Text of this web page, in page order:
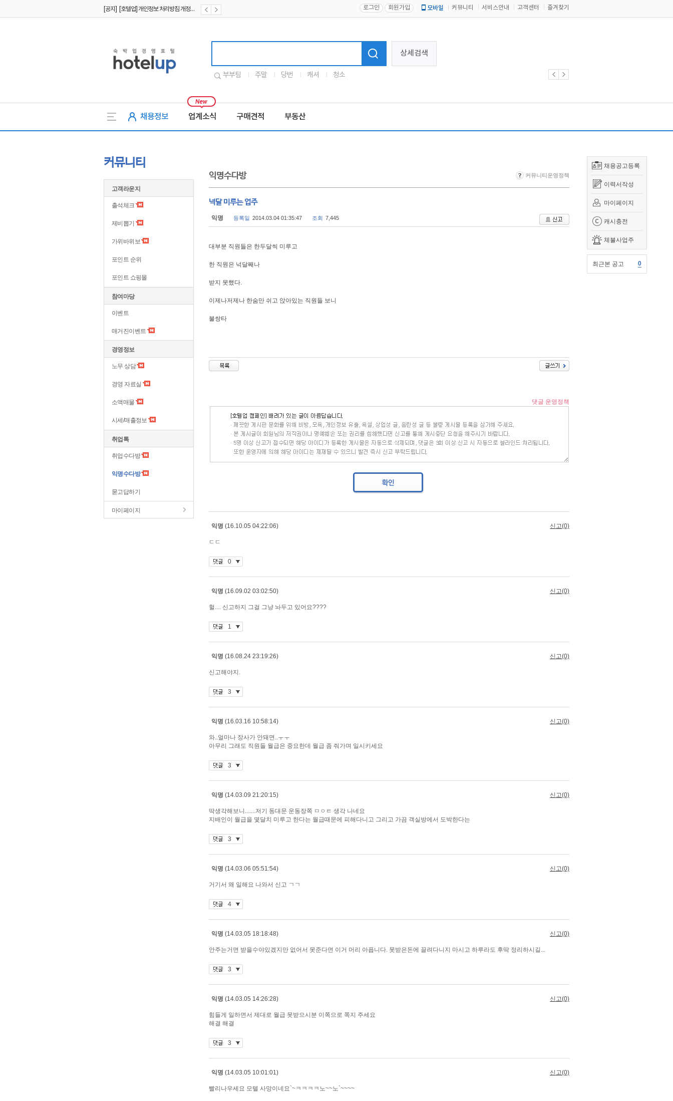
[공지] [호텔업] 유료서비스 이용약관 개정본2 (19.09.02) 로그인 회원가입 모바일 커뮤니티 서비스안내 고객센터 즐겨찾기
상세검색
부부팀 주말 당번 캐셔 청소
채용정보 업계소식 구매견적 부동산
채용공고등록
이력서작성
마이페이지
캐시충전
체불사업주
최근본 공고 0
커뮤니티
고객라운지
출석체크
제비뽑기
가위바위보
포인트 순위
포인트 쇼핑몰
참여마당
이벤트
매거진이벤트
경영정보
노무 상담
경영 자료실
소액매물
시세/매출정보
취업톡
취업수다방
익명수다방
묻고답하기
마이페이지
익명수다방 커뮤니티운영정책
넉달 미루는 업주
익명 등록일 2014.03.04 01:35:47 조회 7,445
대부분 직원들은 한두달씩 미루고
한 직원은 넉달째나
받지 못했다.
이제나저제나 한숨만 쉬고 앉아있는 직원들 보니
불쌍타